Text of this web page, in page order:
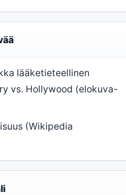
lääketieteellinen
vs. Hollywood (elokuva-
(Wikipedia